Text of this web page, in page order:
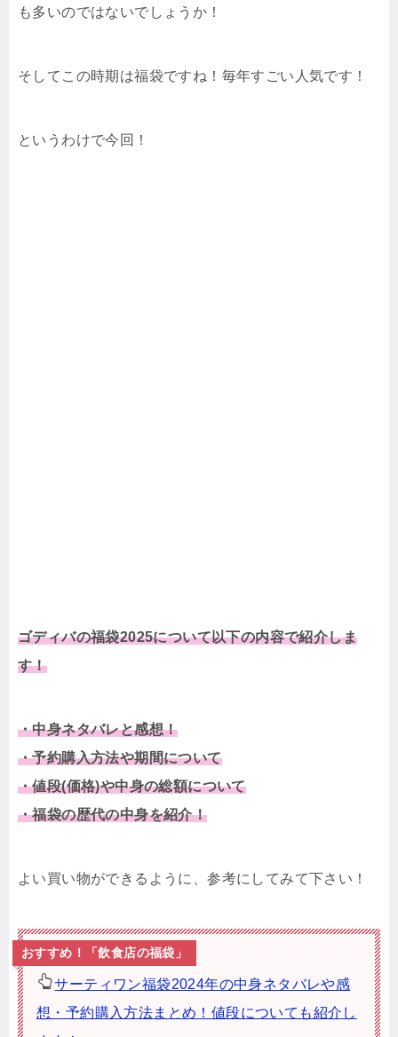
も多いのではないでしょうか！
そしてこの時期は福袋ですね！毎年すごい人気です！
というわけで今回！
ゴディバの福袋2025について以下の内容で紹介しま
す！
・中身ネタバレと感想！
・予約購入方法や期間について
・値段(価格)や中身の総額について
・福袋の歴代の中身を紹介！
よい買い物ができるように、参考にしてみて下さい！
おすすめ！「飲食店の福袋」
サーティワン福袋2024年の中身ネタバレや感
想・予約購入方法まとめ！値段についても紹介し